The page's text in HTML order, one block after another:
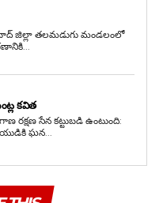
కవిత
సేన కట్టుబడి ఉంటుంది:
మహనీయుడికి ఘన...